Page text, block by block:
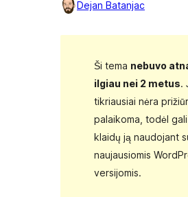
Dejan Batanjac
Ši tema nebuvo
ilgiau nei 2 metus.
tikriausiai nėra
palaikoma, todėl
klaidų ją naudojant
naujausiomis
versijomis.